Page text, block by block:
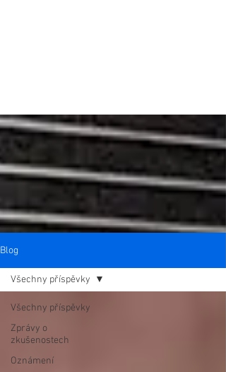
Blog
Všechny příspěvky
Zprávy o
zkušenostech
Oznámení
Všechny příspěvky